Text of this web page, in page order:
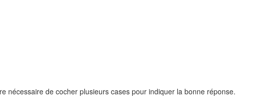
nécessaire de cocher plusieurs cases pour indiquer la bonne réponse.